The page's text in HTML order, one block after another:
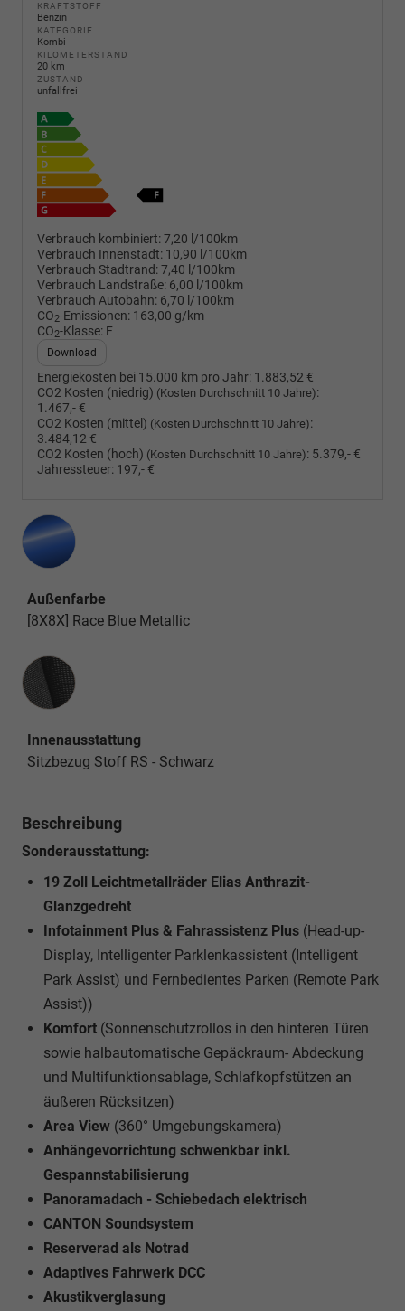
KRAFTSTOFF
Benzin
KATEGORIE
Kombi
KILOMETERSTAND
20 km
ZUSTAND
unfallfrei
Verbrauch kombiniert:7,20 l/100km
Verbrauch Innenstadt: 10,90 l/100km
Verbrauch Stadtrand:7,40 l/100km
Verbrauch Landstraße: 6,00 l/100km
Verbrauch Autobahn: 6,70 l/100km
CO2-Emissionen: 163,00 g/km
CO2-Klasse: F
Download
Energiekosten bei 15.000 km pro Jahr: 1.883,52 €
CO2 Kosten (niedrig) (Kosten Durchschnitt 10 Jahre):
1.467,- €
CO2 Kosten (mittel) (Kosten Durchschnitt 10 Jahre):
3.484,12 €
CO2 Kosten (hoch) (Kosten Durchschnitt 10 Jahre): 5.379,- €
Jahressteuer: 197,- €
Außenfarbe
[8X8X] Race Blue Metallic
Innenausstattung
Innenausstattung
Sitzbezug Stoff RS - Schwarz
Beschreibung
Sonderausstattung:
19 Zoll Leichtmetallräder Elias Anthrazit-
Glanzgedreht
Infotainment Plus & Fahrassistenz Plus (Head-up-
Display, Intelligenter Parklenkassistent (Intelligent
Park Assist) und Fernbedientes Parken (Remote Park
Assist))
Komfort (Sonnenschutzrollos in den hinteren Türen
sowie halbautomatische Gepäckraum- Abdeckung
und Multifunktionsablage, Schlafkopfstützen an
äußeren Rücksitzen)
Area View (360° Umgebungskamera)
Anhängevorrichtung schwenkbar inkl.
Gespannstabilisierung
Panoramadach - Schiebedach elektrisch
CANTON Soundsystem
Reserverad als Notrad
Adaptives Fahrwerk DCC
Akustikverglasung